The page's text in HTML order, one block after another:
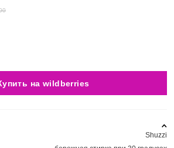
на wildberries
Shuzzi